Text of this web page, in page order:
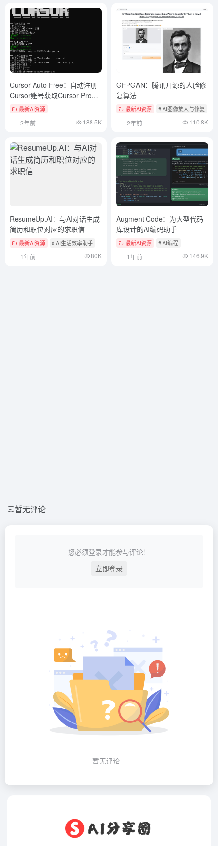
Cursor Auto Free：自动注册
Cursor账号获取Cursor Pro免
费服务
最新AI资源
2年前 188.5K
GFPGAN：腾讯开源的人脸修
复算法
最新AI资源 # AI图像放大与修复
2年前 110.8K
ResumeUp.AI：与AI对话生成
简历和职位对应的求职信
最新AI资源 # AI生活效率助手
1年前 80K
Augment Code：为大型代码
库设计的AI编码助手
最新AI资源 # AI编程
1年前 146.9K
暂无评论
您必须登录才能参与评论！
立即登录
暂无评论...